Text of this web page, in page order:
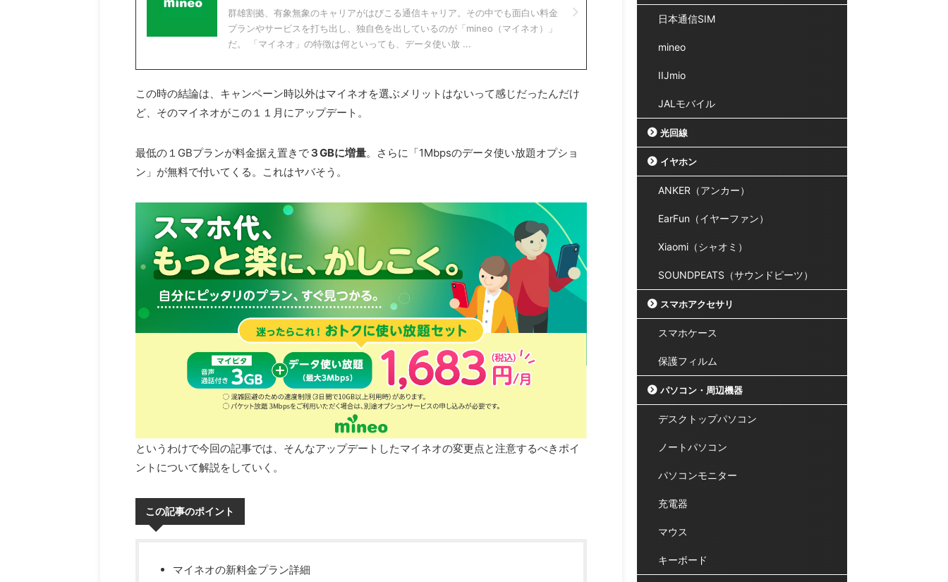
群雄割拠、有象無象のキャリアがはびこる通信キャリア。その中でも面白い料金
プランやサービスを打ち出し、独自色を出しているのが「mineo（マイネオ）」
だ。 「マイネオ」の特徴は何といっても、データ使い放 ...
この時の結論は、キャンペーン時以外はマイネオを選ぶメリットはないって感じだったんだけ
ど、そのマイネオがこの１１月にアップデート。
最低の１GBプランが料金据え置きで３GBに増量。さらに「1Mbpsのデータ使い放題オプショ
ン」が無料で付いてくる。これはヤバそう。
というわけで今回の記事では、そんなアップデートしたマイネオの変更点と注意するべきポイ
ントについて解説をしていく。
この記事のポイント
マイネオの新料金プラン詳細
日本通信SIM
mineo
IIJmio
JALモバイル
光回線
イヤホン
ANKER（アンカー）
EarFun（イヤーファン）
Xiaomi（シャオミ）
SOUNDPEATS（サウンドピーツ）
スマホアクセサリ
スマホケース
保護フィルム
パソコン・周辺機器
デスクトップパソコン
ノートパソコン
パソコンモニター
充電器
マウス
キーボード